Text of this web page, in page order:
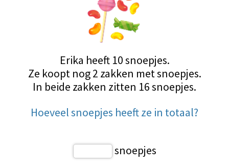
Erika heeft 10 snoepjes.
Ze koopt nog 2 zakken met snoepjes.
In beide zakken zitten 16 snoepjes.
Hoeveel snoepjes heeft ze in totaal?
snoepjes